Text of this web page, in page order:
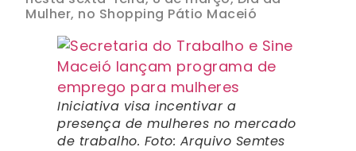
Mulher, no Shopping Pátio Maceió
Iniciativa visa incentivar a
presença de mulheres no mercado
de trabalho. Foto: Arquivo Semtes